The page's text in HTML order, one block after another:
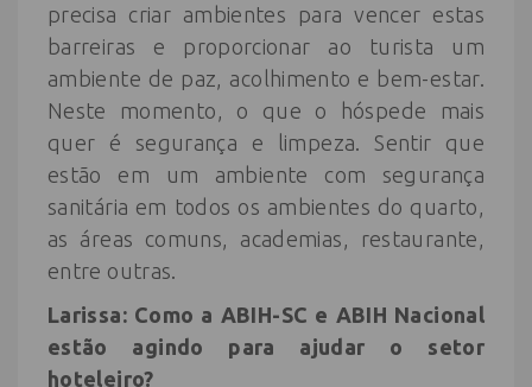
precisa criar ambientes para vencer estas
barreiras e proporcionar ao turista um
ambiente de paz, acolhimento e bem-estar.
Neste momento, o que o hóspede mais
quer é segurança e limpeza. Sentir que
estão em um ambiente com segurança
sanitária em todos os ambientes do quarto,
as áreas comuns, academias, restaurante,
entre outras.
Larissa: Como a ABIH-SC e ABIH Nacional
estão agindo para ajudar o setor
hoteleiro?